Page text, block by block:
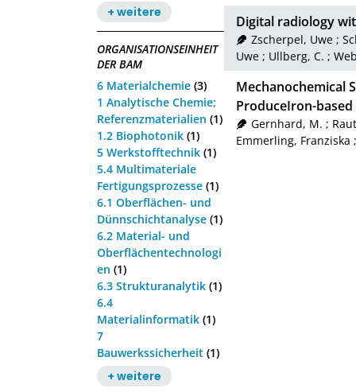
+ weitere
ORGANISATIONSEINHEIT
DER BAM
6 Materialchemie (3)
1 Analytische Chemie;
Referenzmaterialien (1)
1.2 Biophotonik (1)
5 Werkstofftechnik (1)
5.4 Multimateriale
Fertigungsprozesse (1)
6.1 Oberflächen- und
Dünnschichtanalyse (1)
6.2 Material- und
Oberflächentechnologi
en (1)
6.3 Strukturanalytik (1)
6.4
Materialinformatik (1)
7
Bauwerkssicherheit (1)
+ weitere
Digital radiology
Zscherpel, Uwe;
Uwe ; Ullberg, C. ;
Mechanochemical
ProduceIron-
Gernhard, M. ;
Emmerling, Franziska